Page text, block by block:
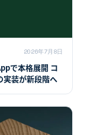
2026年7月8日
で本格展開 コ
装が新段階へ